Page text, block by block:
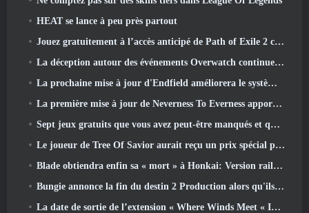
HEAT se lance à peu près partout
Jouez gratuitement à l’accès anticipé de Path of Exile 2 ce week-end
La déception autour des événements Overwatch continue 10 Année anniversaire
La prochaine mise à jour d'Endfield améliorera le système d'usine
La première mise à jour de Neverness To Everness apporte beaucoup à la table
Sept jeux gratuits que vous avez peut-être manqués et qui font partie du Steam Ocean Fest
Le joueur de Tree Of Savior aurait reçu un prix spécial pour avoir dépensé 100 000 $ dans le jeu
Blade obtiendra enfin sa « mort » à Honkai: Version rail étoile 4.3
Bungie annonce la fin du destin 2 Production alors qu'ils se préparent à travailler sur de nouveaux projets
La date de sortie de l’extension « Where Winds Meet « Imperial Palace » est annoncée